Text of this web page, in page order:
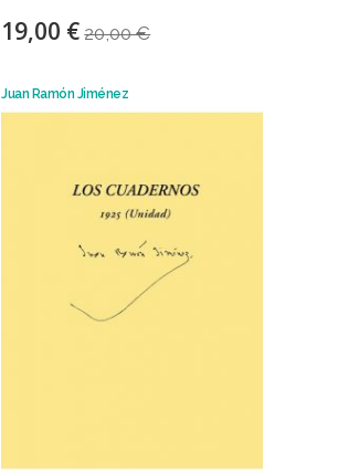
19,00 € 20,00 €
Juan Ramón Jiménez